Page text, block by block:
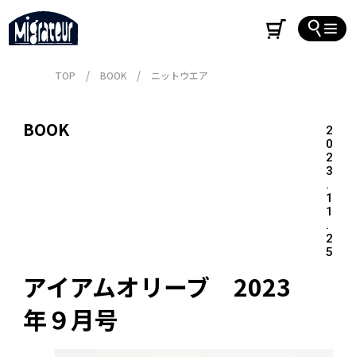
TOP BOOK ニットウエア
BOOK
2
0
2
3
.
1
1
.
2
5
アイアムオリーブ　2023
年９月号